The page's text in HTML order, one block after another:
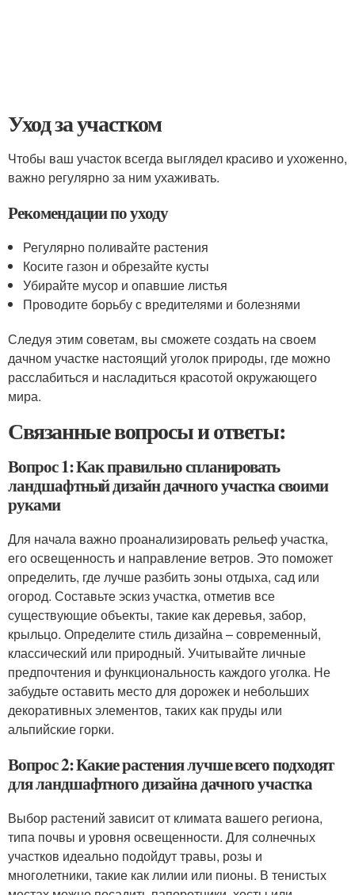
Уход за участком
Чтобы ваш участок всегда выглядел красиво и ухоженно,
важно регулярно за ним ухаживать.
Рекомендации по уходу
Регулярно поливайте растения
Косите газон и обрезайте кусты
Убирайте мусор и опавшие листья
Проводите борьбу с вредителями и болезнями
Следуя этим советам, вы сможете создать на своем
дачном участке настоящий уголок природы, где можно
расслабиться и насладиться красотой окружающего
мира.
Связанные вопросы и ответы:
Вопрос 1: Как правильно спланировать
ландшафтный дизайн дачного участка своими
руками
Для начала важно проанализировать рельеф участка,
его освещенность и направление ветров. Это поможет
определить, где лучше разбить зоны отдыха, сад или
огород. Составьте эскиз участка, отметив все
существующие объекты, такие как деревья, забор,
крыльцо. Определите стиль дизайна – современный,
классический или природный. Учитывайте личные
предпочтения и функциональность каждого уголка. Не
забудьте оставить место для дорожек и небольших
декоративных элементов, таких как пруды или
альпийские горки.
Вопрос 2: Какие растения лучше всего подходят
для ландшафтного дизайна дачного участка
Выбор растений зависит от климата вашего региона,
типа почвы и уровня освещенности. Для солнечных
участков идеально подойдут травы, розы и
многолетники, такие как лилии или пионы. В тенистых